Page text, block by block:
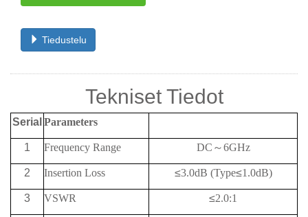
Tiedustelu
Tekniset Tiedot
Serial Parameters
1 Frequency Range DC ～6GHz
2 Insertion Loss ≤3.0dB (Type≤1.0dB)
3 VSWR ≤2.0:1